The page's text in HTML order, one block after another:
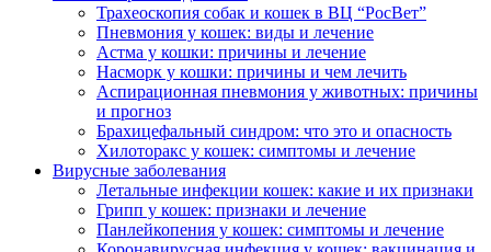
Трахеоскопия собак и кошек в ВЦ “РосВет”
Пневмония у кошек: виды и лечение
Астма у кошки: причины и лечение
Насморк у кошки: причины и чем лечить
Аспирационная пневмония у животных: причины
и прогноз
Брахицефальный синдром: что это и опасность
Хилоторакс у кошек: симптомы и лечение
Вирусные заболевания
Летальные инфекции кошек: какие и их признаки
Грипп у кошек: признаки и лечение
Панлейкопения у кошек: симптомы и лечение